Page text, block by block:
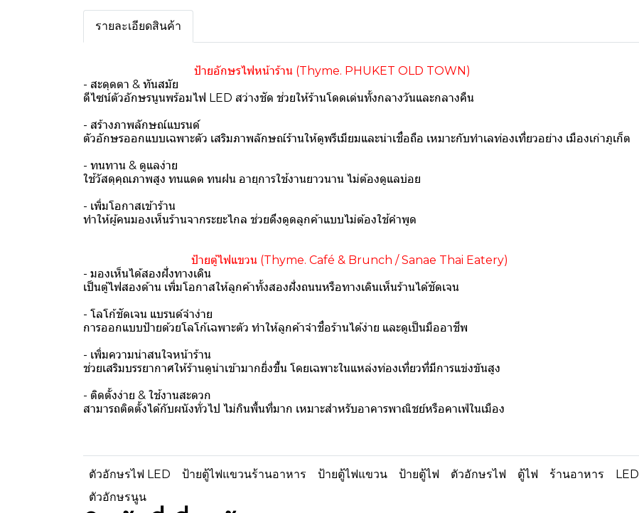
รายละเอียดสินค้า
ป้ายอักษรไฟหน้าร้าน (Thyme. PHUKET OLD TOWN)
- สะดุดตา & ทันสมัย
ดีไซน์ตัวอักษรนูนพร้อมไฟ LED สว่างชัด ช่วยให้ร้านโดดเด่นทั้งกลางวันและกลางคืน
- สร้างภาพลักษณ์แบรนด์
ตัวอักษรออกแบบเฉพาะตัว เสริมภาพลักษณ์ร้านให้ดูพรีเมียมและน่าเชื่อถือ เหมาะกับทำเลท่องเที่ยวอย่าง เมืองเก่าภูเก็ต
- ทนทาน & ดูแลง่าย
ใช้วัสดุคุณภาพสูง ทนแดด ทนฝน อายุการใช้งานยาวนาน ไม่ต้องดูแลบ่อย
- เพิ่มโอกาสเข้าร้าน
ทำให้ผู้คนมองเห็นร้านจากระยะไกล ช่วยดึงดูดลูกค้าแบบไม่ต้องใช้คำพูด
️ ป้ายตู้ไฟแขวน (Thyme. Café & Brunch / Sanae Thai Eatery)
- มองเห็นได้สองฝั่งทางเดิน
เป็นตู้ไฟสองด้าน เพิ่มโอกาสให้ลูกค้าทั้งสองฝั่งถนนหรือทางเดินเห็นร้านได้ชัดเจน
- โลโก้ชัดเจน แบรนด์จำง่าย
การออกแบบป้ายด้วยโลโก้เฉพาะตัว ทำให้ลูกค้าจำชื่อร้านได้ง่าย และดูเป็นมืออาชีพ
- เพิ่มความน่าสนใจหน้าร้าน
ช่วยเสริมบรรยากาศให้ร้านดูน่าเข้ามากยิ่งขึ้น โดยเฉพาะในแหล่งท่องเที่ยวที่มีการแข่งขันสูง
- ติดตั้งง่าย & ใช้งานสะดวก
สามารถติดตั้งได้กับผนังทั่วไป ไม่กินพื้นที่มาก เหมาะสำหรับอาคารพาณิชย์หรือคาเฟ่ในเมือง
ตัวอักษรไฟ LED ป้ายตู้ไฟแขวนร้านอาหาร ป้ายตู้ไฟแขวน ป้ายตู้ไฟ ตัวอักษรไฟ ตู้ไฟ ร้านอาหาร LED
ตัวอักษรนูน